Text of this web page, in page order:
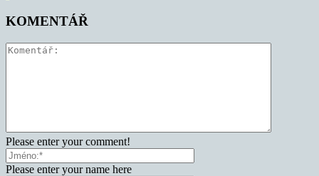
KOMENTÁŘ
Please enter your comment!
Please enter your name here